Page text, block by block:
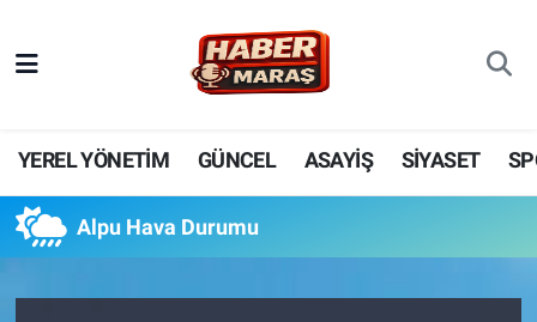
YEREL YÖNETİM GÜNCEL ASAYİŞ SİYASET
Alpu Hava Durumu
YEREL YÖNETİM
GÜNCEL
BİLİM VE TEKNOLOJİ
Nöbetçi Eczaneler
Hava Durumu
Trafik Durumu